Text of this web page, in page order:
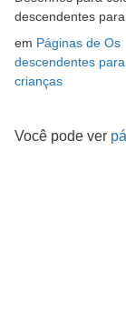
descendentes
em Páginas de Os
descendentes
crianças
Você pode ver